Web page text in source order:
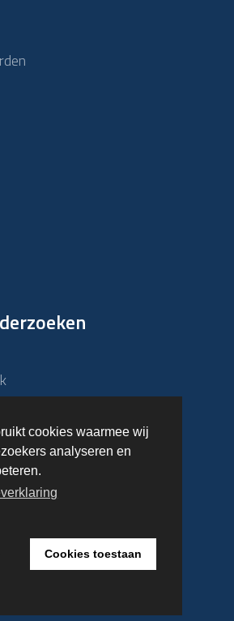
cookies waarmee wij
analyseren en
Cookies toestaan